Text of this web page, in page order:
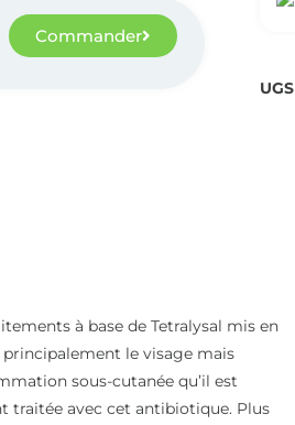
Commander
UGS
à base de Tetralysal mis en
principalement le visage mais
sous-cutanée qu’il est
traitée avec cet antibiotique. Plus